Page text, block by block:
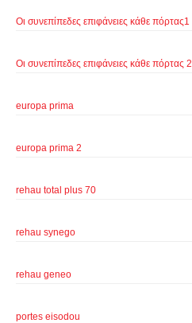
Οι συνεπίπεδες επιφάνειες κάθε πόρτας1
Οι συνεπίπεδες επιφάνειες κάθε πόρτας 2
europa prima
europa prima 2
rehau total plus 70
rehau synego
rehau geneo
portes eisodou